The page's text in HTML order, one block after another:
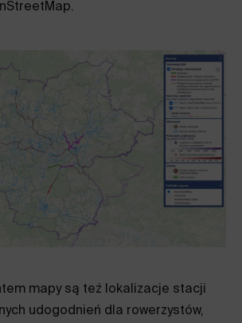
mapy są też lokalizacje stacji
udogodnień dla rowerzystów,